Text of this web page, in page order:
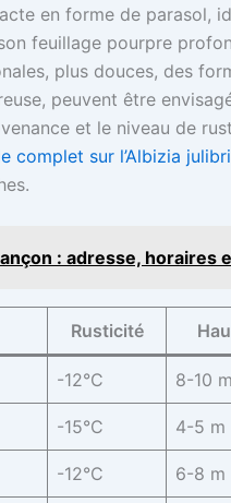
en forme de parasol,
feuillage pourpre
plus douces, des
peuvent être
et le niveau de
complet sur l’Albizia
: adresse, horaires
Rusticité
-12°C 8-10 m
-15°C 4-5 m
-12°C 6-8 m